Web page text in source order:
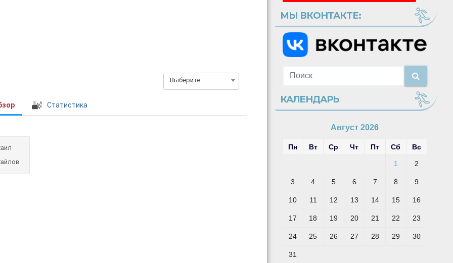
Выберите
Статистика
МЫ ВКОНТАКТЕ:
КАЛЕНДАРЬ
Август 2026
Пн Вт Ср Чт Пт Сб Вс
1 2
3 4 5 6 7 8 9
10 11 12 13 14 15 16
17 18 19 20 21 22 23
24 25 26 27 28 29 30
31